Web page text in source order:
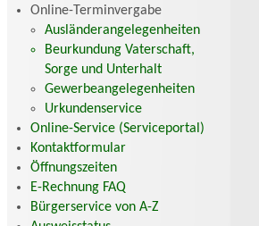
Online-Terminvergabe
Ausländerangelegenheiten
Beurkundung Vaterschaft,
Sorge und Unterhalt
Gewerbeangelegenheiten
Urkundenservice
Online-Service (Serviceportal)
Kontaktformular
Öffnungszeiten
E-Rechnung FAQ
Bürgerservice von A-Z